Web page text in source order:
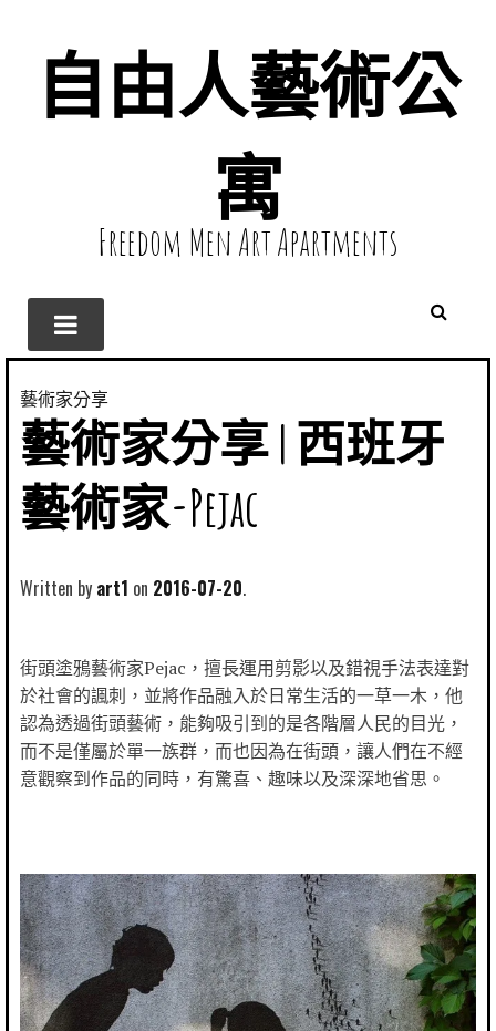
自由人藝術公
寓
Freedom Men Art Apartments
藝術家分享
藝術家分享 | 西班牙
藝術家-Pejac
Written by art1 2016-07-20
街頭塗鴉藝術家Pejac，擅長運用剪影以及錯視手法表達對
於社會的諷刺，並將作品融入於日常生活的一草一木，他
認為透過街頭藝術，能夠吸引到的是各階層人民的目光，
而不是僅屬於單一族群，而也因為在街頭，讓人們在不經
意觀察到作品的同時，有驚喜、趣味以及深深地省思。